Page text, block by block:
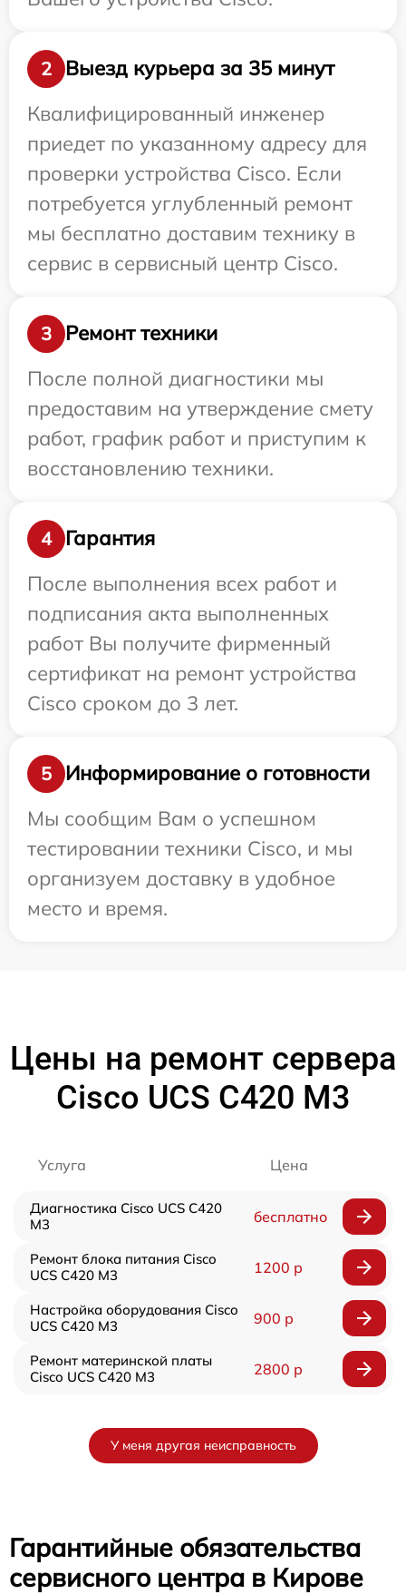
2
Выезд курьера за 35 минут
Квалифицированный инженер
приедет по указанному адресу для
проверки устройства Cisco. Если
потребуется углубленный ремонт
мы бесплатно доставим технику в
сервис в сервисный центр Cisco.
3
Ремонт техники
После полной диагностики мы
предоставим на утверждение смету
работ, график работ и приступим к
восстановлению техники.
4
Гарантия
После выполнения всех работ и
подписания акта выполненных
работ Вы получите фирменный
сертификат на ремонт устройства
Cisco сроком до 3 лет.
5
Информирование о готовности
Мы сообщим Вам о успешном
тестировании техники Cisco, и мы
организуем доставку в удобное
место и время.
Цены на ремонт сервера
Cisco UCS C420 M3
Услуга Цена
Диагностика Cisco UCS C420
M3
бесплатно
Ремонт блока питания Cisco
UCS C420 M3
1200 р
Настройка оборудования Cisco
UCS C420 M3
900 р
Ремонт материнской платы
Cisco UCS C420 M3
2800 р
У меня другая неисправность
Гарантийные обязательства
сервисного центра в Кирове